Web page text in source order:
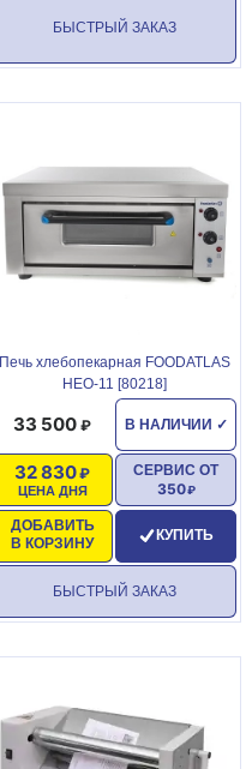
БЫСТРЫЙ ЗАКАЗ
Печь хлебопекарная FOODATLAS
HEO-11 [80218]
В НАЛИЧИИ ✓
33 500
ЦЕНА ДНЯ
32 830
ДОБАВИТЬ
В КОРЗИНУ
СЕРВИС ОТ
350
КУПИТЬ
БЫСТРЫЙ ЗАКАЗ